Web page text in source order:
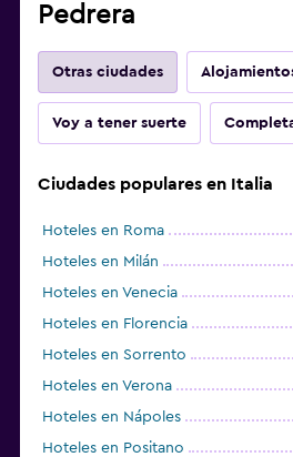
Pedrera
Otras ciudades
Voy a tener suerte
Ciudades populares en Italia
Hoteles en Roma
Hoteles en Milán
Hoteles en Venecia
Hoteles en Florencia
Hoteles en Sorrento
Hoteles en Verona
Hoteles en Nápoles
Hoteles en Positano